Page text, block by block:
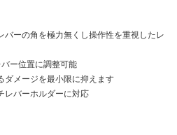
バーの角を極力無くし操作性を重視したレ
ー位置に調整可能
ダメージを最小限に抑えます
レバーホルダーに対応